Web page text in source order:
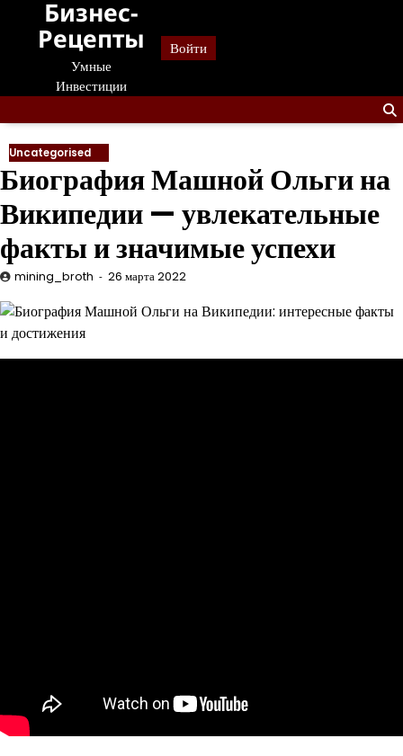
Перейти
содержанию
Бизнес-
Рецепты
Умные
Инвестиции
Войти
Uncategorised
Биография Машной Ольги на
Википедии — увлекательные
факты и значимые успехи
mining_broth 26 марта 2022